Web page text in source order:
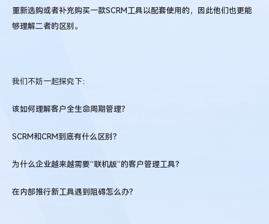
重新选购或者补充购买一款SCRM工具以配套使用的，因此他们也更能
够理解二者的区别。
我们不妨一起探究下：
该如何理解客户全生命周期管理？
SCRM和CRM到底有什么区别？
为什么企业越来越需要“联机版”的客户管理工具？
在内部推行新工具遇到阻碍怎么办？